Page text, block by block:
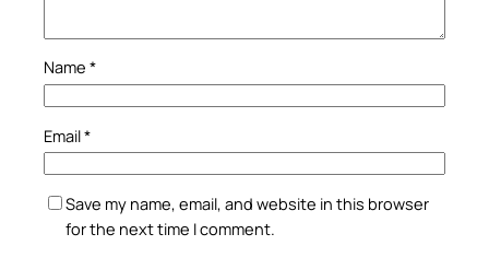
Name *
Email*
Save my name, email, and website in this browser
for the next time I comment.